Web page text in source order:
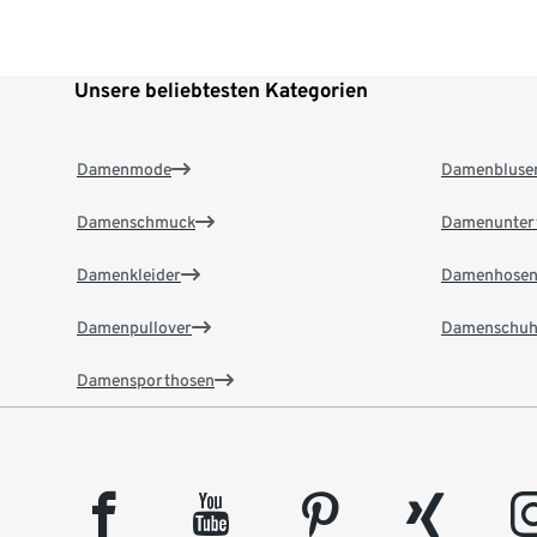
Unsere beliebtesten Kategorien
Damenmode
Damenschmuck
Damenkleider
Damenpullover
Damensporthosen
Damenhosen
facebook youtube pinterest xing